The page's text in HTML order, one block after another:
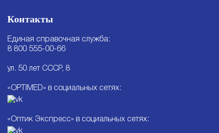
Контакты
Единая справочная служба:
8 800 555-00-66
ул. 50 лет СССР, 8
«OPTIMED» в социальных сетях:
«Оптик Экспресс» в социальных сетях: